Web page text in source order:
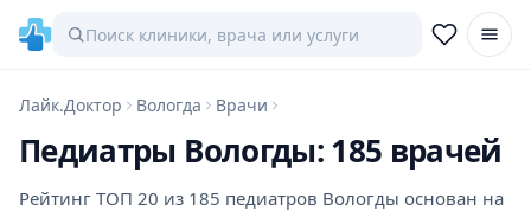
Лайк.Доктор Вологда Врачи
Педиатры Вологды: 185 врачей
Рейтинг ТОП 20 из 185 педиатров Вологды основан на